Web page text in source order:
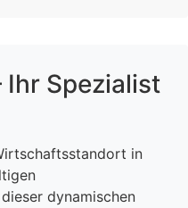
Ihr Spezialist
in
dynamischen